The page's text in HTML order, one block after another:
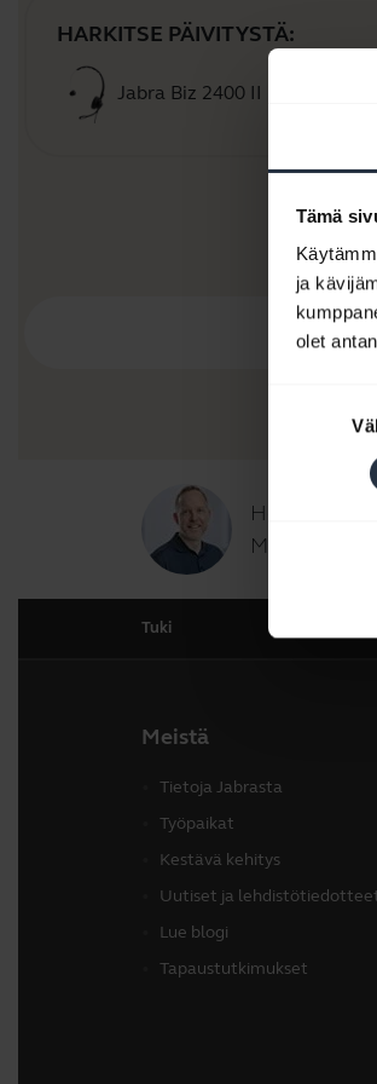
Tämä
ja
olet
HARKITSE PÄIVITYSTÄ:
Jabra Biz 2400 II Duo / Mono
Hei,
Miten voin
Tuki
Meistä
Tietoja Jabrasta
Työpaikat
Kestävä kehitys
Uutiset ja
Lue blogi
Tapaustutkimukset